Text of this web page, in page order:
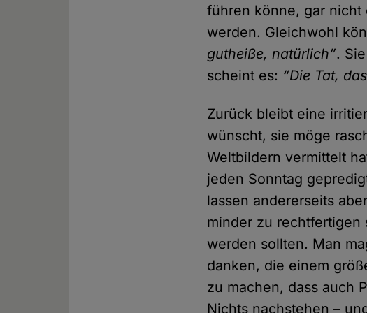
führen könne, gar nicht
werden. Gleichwohl
gutheiße, natürlich”.
scheint es: “Die Tat,
Zurück bleibt eine
wünscht, sie möge
Weltbildern vermittelt
jeden Sonntag
lassen andererseits
minder zu rechtfertigen
werden sollten. Man
danken, die einem
zu machen, dass auch
Nichts nachstehen –